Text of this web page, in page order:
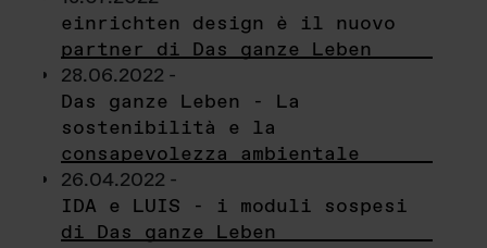
einrichten design è il nuovo
partner di Das ganze Leben
28.06.2022 -
Das ganze Leben - La
sostenibilità e la
consapevolezza ambientale
26.04.2022 -
IDA e LUIS - i moduli sospesi
di Das ganze Leben